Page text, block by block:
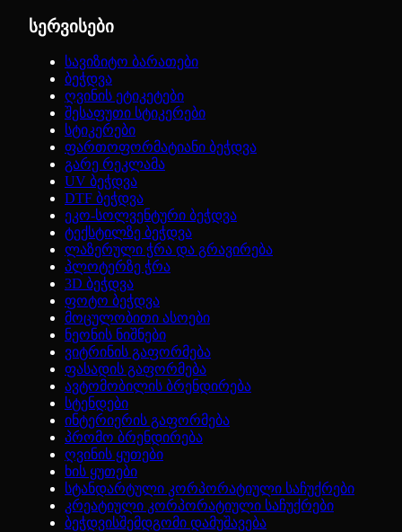
სერვისები
სავიზიტო ბარათები
ბეჭდვა
ღვინის ეტიკეტები
შესაფუთი სტიკერები
სტიკერები
ფართოფორმატიანი ბეჭდვა
გარე რეკლამა
UV ბეჭდვა
DTF ბეჭდვა
ეკო-სოლვენტური ბეჭდვა
ტექსტილზე ბეჭდვა
ლაზერული ჭრა და გრავირება
პლოტერზე ჭრა
3D ბეჭდვა
ფოტო ბეჭდვა
მოცულობითი ასოები
ნეონის ნიშნები
ვიტრინის გაფორმება
ფასადის გაფორმება
ავტომობილის ბრენდირება
სტენდები
ინტერიერის გაფორმება
პრომო ბრენდირება
ღვინის ყუთები
ხის ყუთები
სტანდარტული კორპორატიული საჩუქრები
კრეატიული კორპორატიული საჩუქრები
ბეჭდვისშემდგომი დამუშავება